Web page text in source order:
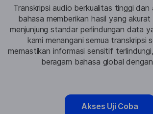
Transkripsi audio berkualitas tinggi dan
bahasa memberikan hasil yang
menjunjung standar perlindungan data
kami menangani semua transkripsi
memastikan informasi sensitif
beragam bahasa global
Akses Uji Coba